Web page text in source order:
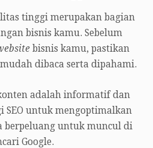
tinggi merupakan bagian
bisnis kamu. Sebelum
bisnis kamu, pastikan
dibaca serta dipahami.
adalah informatif dan
SEO untuk mengoptimalkan
berpeluang untuk muncul di
Google.